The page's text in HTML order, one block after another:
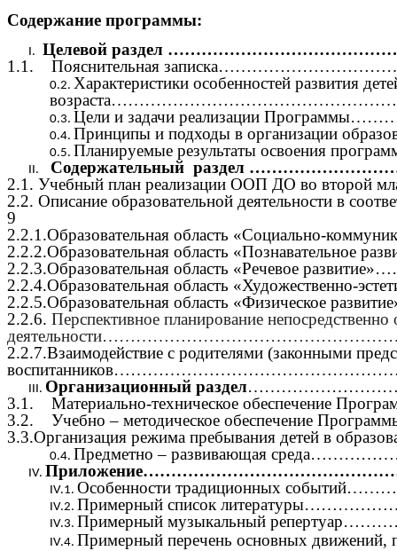
Содержание программы:
Целевой раздел
1.1. Пояснительная
Характеристики особенностей развития
Цели и задачи реализации
Принципы и подходы в организации
Планируемые результаты освоения
Содержательный раздел
2.1. Учебный план реализации ООП ДО во
2.2. Описание образовательной
9
2.2.1.Образовательная область «Социально-
2.2.2.Образовательная область
2.2.3.Образовательная область «Речевое
2.2.4.Образовательная область «Художественно-
2.2.5.Образовательная область «Физическое
2.2.6. Перспективное планирование
2.2.7.Взаимодействие с родителями (законными
Организационный раздел
3.1. Материально-техническое
3.2. Учебно – методическое обеспечение
3.3.Организация режима пребывания детей в
Предметно – развивающая
Особенности традиционных
Примерный список
Примерный музыкальный
Примерный перечень основных